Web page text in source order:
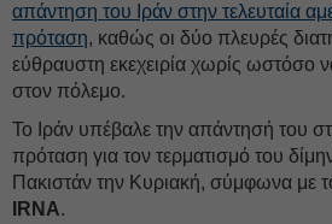
απάντηση του Ιράν στην τελευταία
πρόταση, καθώς οι δύο πλευρές
εύθραυστη εκεχειρία χωρίς ωστόσο
στον πόλεμο.
Το Ιράν υπέβαλε την απάντησή του
πρόταση για τον τερματισμό του
Πακιστάν την Κυριακή, σύμφωνα με
IRNA.